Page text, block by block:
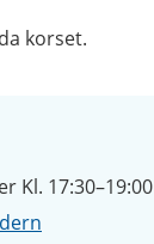
korset.
Kl. 17:30–19:00